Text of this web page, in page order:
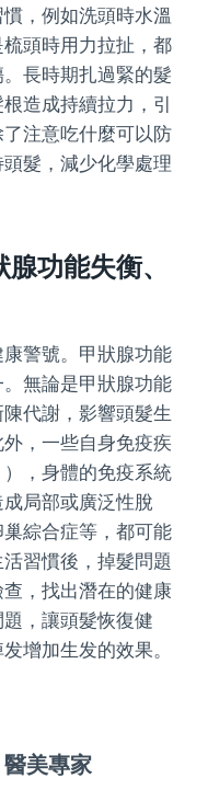
，例如洗頭時水溫
頭時用力拉扯，都
長時期扎過緊的髮
造成持續拉力，引
注意吃什麼可以防
髮，減少化學處理
功能失衡、
警號。甲狀腺功能
無論是甲狀腺功能
代謝，影響頭髮生
，一些自身免疫疾
，身體的免疫系統
局部或廣泛性脫
綜合症等，都可能
習慣後，掉髮問題
，找出潛在的健康
，讓頭髮恢復健
增加生发的效果。
美專家